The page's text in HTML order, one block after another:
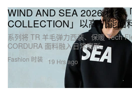
Fashion 时装
WIND AND SEA 2026 秋冬
COLLECTION」以高机能面
系列将 TR 羊毛弹力西装、保暖 Tech
CORDURA 面料融入日常廓形。
19 Hrs ago